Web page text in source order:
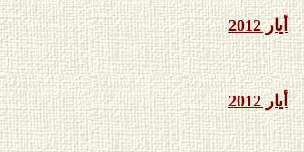
أيار 2012
أيار 2012